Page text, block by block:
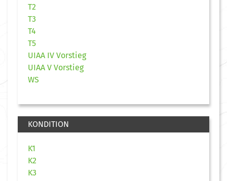
T2
T3
T4
T5
UIAA IV Vorstieg
UIAA V Vorstieg
WS
KONDITION
K1
K2
K3